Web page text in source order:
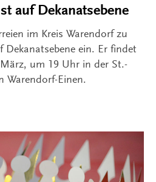
auf Dekanatsebene
im Kreis Warendorf zu
ein. Er findet
um 19 Uhr in der St.-
Warendorf-Einen.